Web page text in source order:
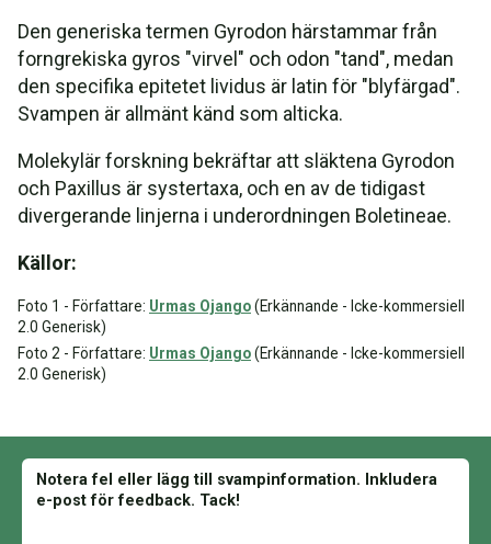
Den generiska termen Gyrodon härstammar från
forngrekiska gyros "virvel" och odon "tand", medan
den specifika epitetet lividus är latin för "blyfärgad".
Svampen är allmänt känd som alticka.
Molekylär forskning bekräftar att släktena Gyrodon
och Paxillus är systertaxa, och en av de tidigast
divergerande linjerna i underordningen Boletineae.
Källor:
Foto 1 - Författare: Urmas Ojango(Erkännande - Icke-kommersiell
2.0 Generisk)
Foto 2 - Författare: Urmas Ojango(Erkännande - Icke-kommersiell
2.0 Generisk)